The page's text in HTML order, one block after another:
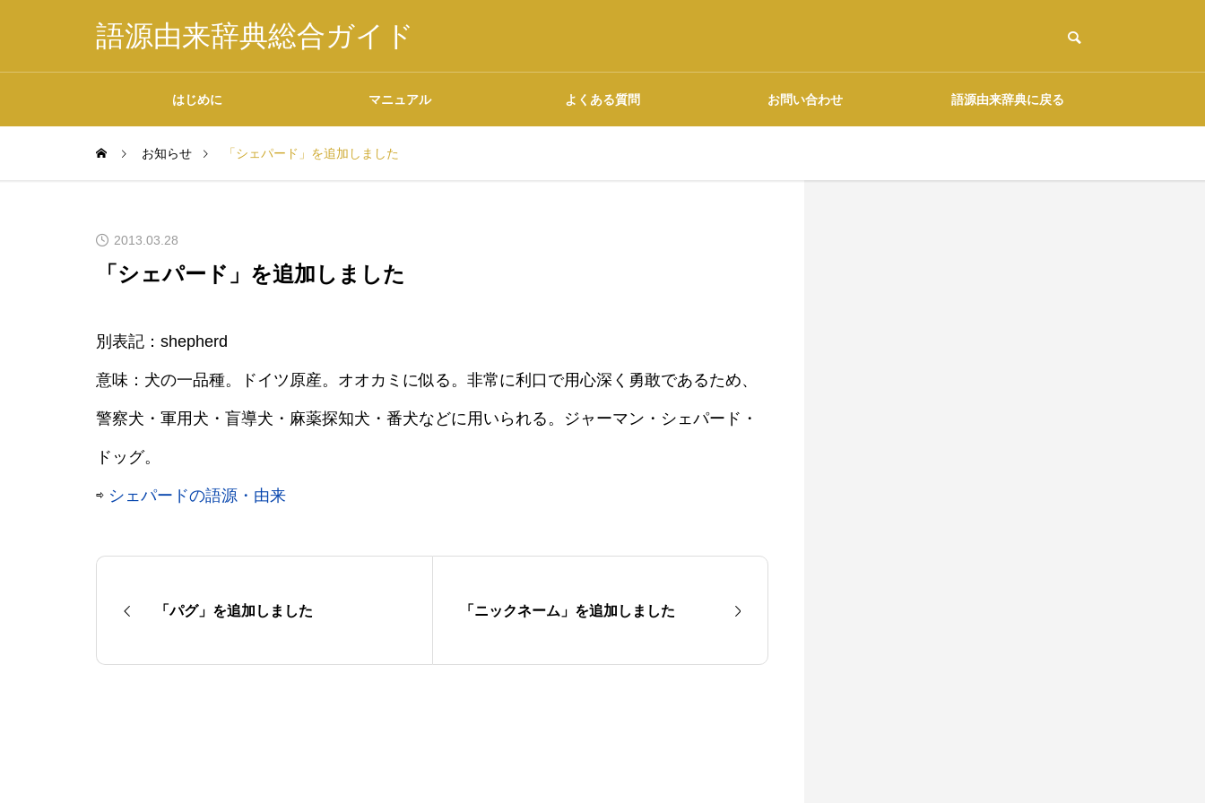
語源由来辞典総合ガイド
はじめに マニュアル よくある質問 お問い合わせ 語源由来辞典に戻る
お知らせ 「シェパード」を追加しました
2013.03.28
「シェパード」を追加しました
別表記：shepherd
意味：犬の一品種。ドイツ原産。オオカミに似る。非常に利口で用心深く勇敢であるため、
警察犬・軍用犬・盲導犬・麻薬探知犬・番犬などに用いられる。ジャーマン・シェパード・
ドッグ。
⇨ シェパードの語源・由来
「パグ」を追加しました 「ニックネーム」を追加しました